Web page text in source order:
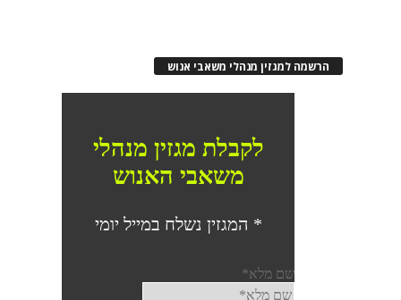
הרשמה למגזין מנהלי משאבי אנוש